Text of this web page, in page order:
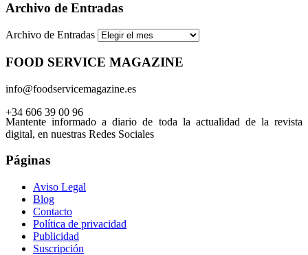
Archivo de Entradas
Archivo de Entradas
FOOD SERVICE MAGAZINE
info@foodservicemagazine.es
+34 606 39 00 96
Mantente informado a diario de toda la actualidad de la revista
digital, en nuestras Redes Sociales
Páginas
Aviso Legal
Blog
Contacto
Política de privacidad
Publicidad
Suscripción